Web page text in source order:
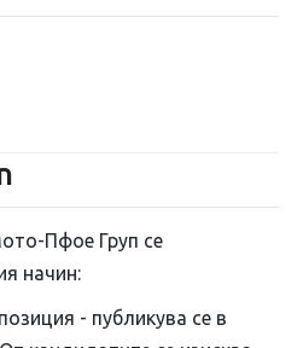
Пфое Груп се
начин:
- публикува се в